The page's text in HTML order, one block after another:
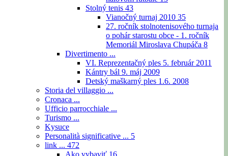
Stolný tenis 43
Vianočný turnaj 2010 35
27. ročník stolnotenisového turnaja
o pohár starostu obce - 1. ročník
Memoriál Miroslava Chupáča 8
Divertimento ...
VI. Reprezentačný ples 5. február 2011
Kántry bál 9. máj 2009
Detský maškarný ples 1.6. 2008
Storia del villaggio ...
Cronaca ...
Ufficio parrocchiale ...
Turismo ...
Kysuce
Personalità significative ... 5
link ... 472
Ako vybaviť 16